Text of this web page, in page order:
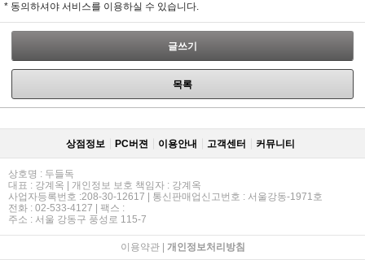
* 동의하셔야 서비스를 이용하실 수 있습니다.
글쓰기
목록
상점정보 PC버젼 이용안내 고객센터 커뮤니티
상호명 : 두들독
대표 : 강계옥 | 개인정보 보호 책임자 : 강계옥
사업자등록번호 :208-30-12617 | 통신판매업신고번호 : 서울강동-1971호
전화 : 02-533-4127 | 팩스 :
주소 : 서울 강동구 풍성로 115-7
이용약관| 개인정보처리방침